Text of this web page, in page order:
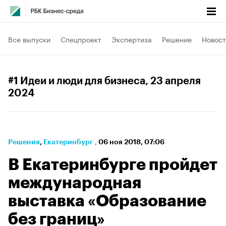
Все выпуски Спецпроект Экспертиза Решение
#1 Идеи и люди для бизнеса, 23 апреля
2024
Решения⁠, Екатеринбург , 06 ноя 2018, 07:06
В Екатеринбурге пройдет
международная
выставка «Образование
без границ»